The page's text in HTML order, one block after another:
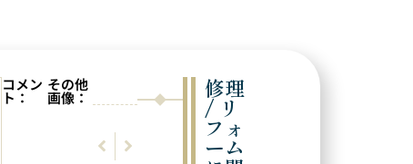
コメン
ト：
その他
画像：
前の実例
突き刺し部分交換
次の実例
パールの穴あけ
修理
/ リ
フォ
ーム